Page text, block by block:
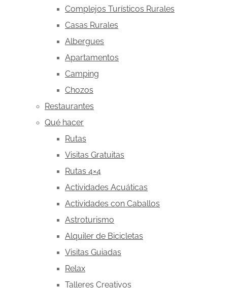
Complejos Turísticos Rurales
Casas Rurales
Albergues
Apartamentos
Camping
Chozos
Restaurantes
Qué hacer
Rutas
Visitas Gratuitas
Rutas 4×4
Actividades Acuáticas
Actividades con Caballos
Astroturismo
Alquiler de Bicicletas
Visitas Guiadas
Relax
Talleres Creativos